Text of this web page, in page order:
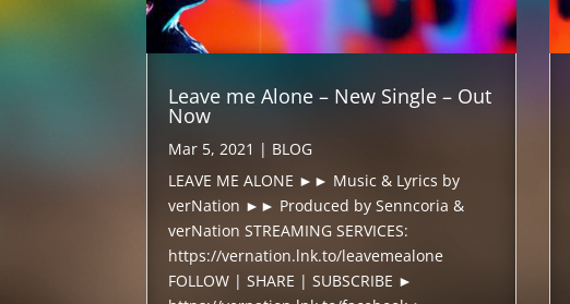
Leave me Alone – New Single – Out
Now
Mar 5, 2021 | BLOG
LEAVE ME ALONE ►► Music & Lyrics by
verNation ►► Produced by Senncoria &
verNation STREAMING SERVICES:
https://vernation.lnk.to/leavemealone
FOLLOW | SHARE | SUBSCRIBE ►